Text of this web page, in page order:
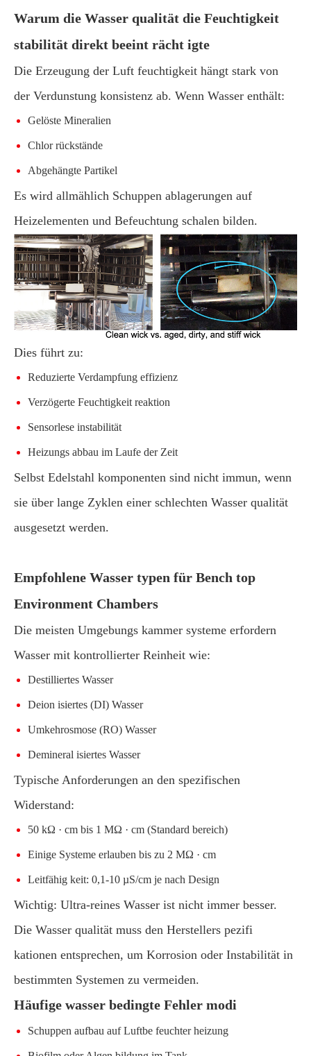
Warum die Wasser qualität die Feuchtigkeit
stabilität direkt beeint rächt igte
Die Erzeugung der Luft feuchtigkeit hängt stark von
der Verdunstung konsistenz ab. Wenn Wasser enthält:
Gelöste Mineralien
Chlor rückstände
Abgehängte Partikel
Es wird allmählich Schuppen ablagerungen auf
Heizelementen und Befeuchtung schalen bilden.
Dies führt zu:
Reduzierte Verdampfung effizienz
Verzögerte Feuchtigkeit reaktion
Sensorlese instabilität
Heizungs abbau im Laufe der Zeit
Selbst Edelstahl komponenten sind nicht immun, wenn
sie über lange Zyklen einer schlechten Wasser qualität
ausgesetzt werden.
Empfohlene Wasser typen für Bench top
Environment Chambers
Die meisten Umgebungs kammer systeme erfordern
Wasser mit kontrollierter Reinheit wie:
Destilliertes Wasser
Deion isiertes (DI) Wasser
Umkehrosmose (RO) Wasser
Demineral isiertes Wasser
Typische Anforderungen an den spezifischen
Widerstand:
50 kΩ · cm bis 1 MΩ · cm (Standard bereich)
Einige Systeme erlauben bis zu 2 MΩ · cm
Leitfähig keit: 0,1-10 µS/cm je nach Design
Wichtig: Ultra-reines Wasser ist nicht immer besser.
Die Wasser qualität muss den Herstellers pezifi
kationen entsprechen, um Korrosion oder Instabilität in
bestimmten Systemen zu vermeiden.
Häufige wasser bedingte Fehler modi
Schuppen aufbau auf Luftbe feuchter heizung